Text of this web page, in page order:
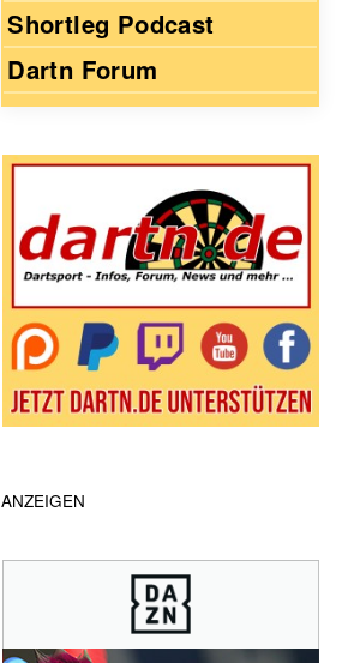
Shortleg Podcast
Dartn Forum
ANZEIGEN